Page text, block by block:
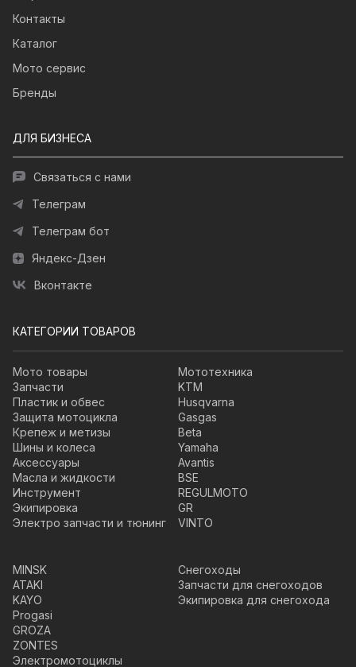
Контакты
Каталог
Мото сервис
Бренды
ДЛЯ БИЗНЕСА
Связаться с нами
Телеграм
Телеграм бот
Яндекс-Дзен
Вконтакте
КАТЕГОРИИ ТОВАРОВ
Мото товары
Запчасти
Пластик и обвес
Защита мотоцикла
Крепеж и метизы
Шины и колеса
Аксессуары
Масла и жидкости
Инструмент
Экипировка
Электро запчасти и тюнинг
Мототехника
KTM
Husqvarna
Gasgas
Beta
Yamaha
Avantis
BSE
REGULMOTO
GR
VINTO
MINSK
ATAKI
KAYO
Progasi
GROZA
ZONTES
Электромотоциклы
Снегоходы
Запчасти для снегоходов
Экипировка для снегохода